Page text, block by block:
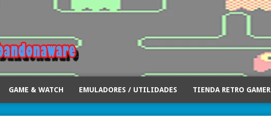
GAME & WATCH EMULADORES / UTILIDADES TIENDA RETRO GAMER